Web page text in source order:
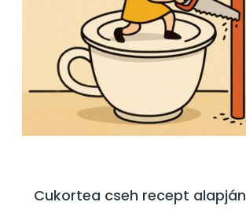
Cukortea cseh recept alapján